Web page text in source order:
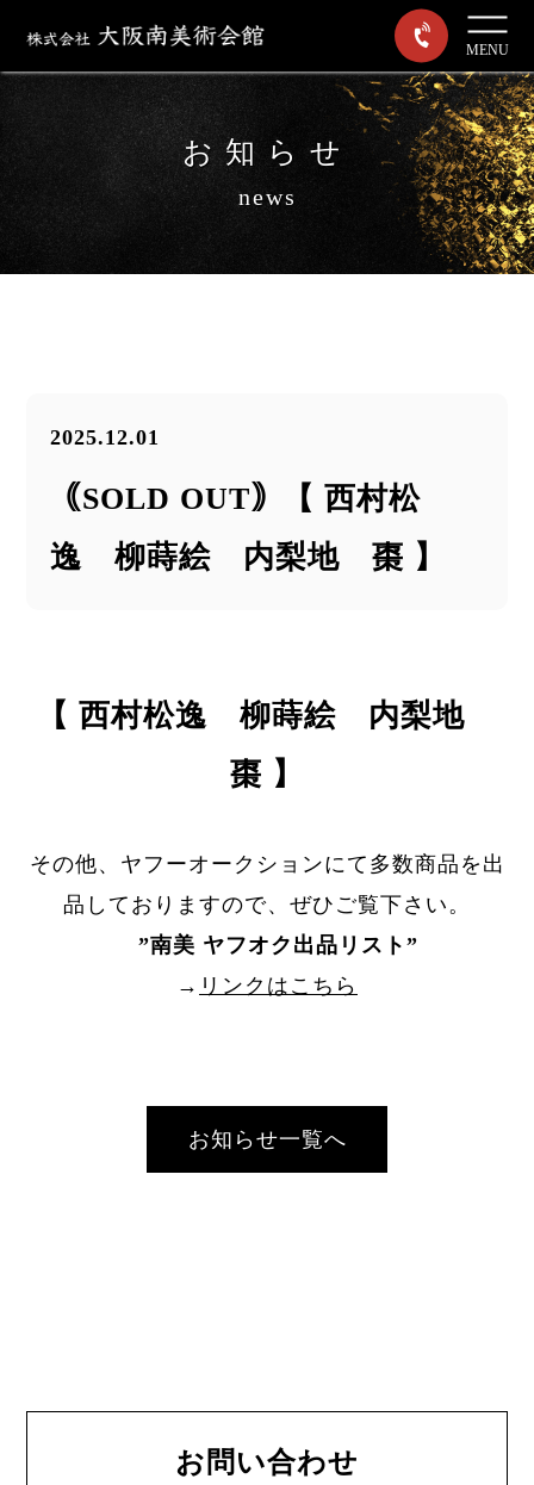
MENU
お知らせ
news
2025.12.01
｟SOLD OUT｠【 西村松
逸 柳蒔絵 内梨地 棗 】
【 西村松逸 柳蒔絵 内梨地
棗 】
その他、ヤフーオークションにて多数商品を出
品しておりますので、ぜひご覧下さい。
”南美 ヤフオク出品リスト ”
→ リンクはこちら
お知らせ一覧へ
お問い合わせ